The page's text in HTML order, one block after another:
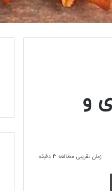
و
زمان تقریبی مطالعه 3 دقیقه
چاپ